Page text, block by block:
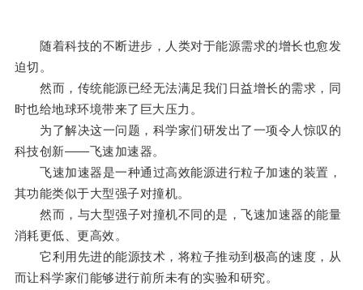
随着科技的不断进步，人类对于能源需求的增长也愈发
迫切。
然而，传统能源已经无法满足我们日益增长的需求，同
时也给地球环境带来了巨大压力。
为了解决这一问题，科学家们研发出了一项令人惊叹的
科技创新——飞速加速器。
飞速加速器是一种通过高效能源进行粒子加速的装置，
其功能类似于大型强子对撞机。
然而，与大型强子对撞机不同的是，飞速加速器的能量
消耗更低、更高效。
它利用先进的能源技术，将粒子推动到极高的速度，从
而让科学家们能够进行前所未有的实验和研究。